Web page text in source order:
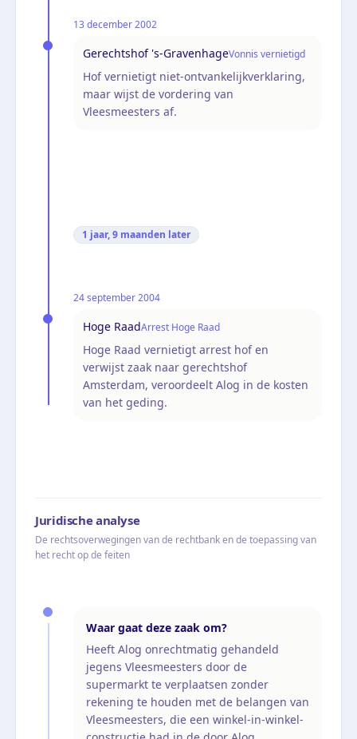
13 december 2002
Gerechtshof 's-GravenhageVonnis vernietigd
Hof vernietigt niet-ontvankelijkverklaring,
maar wijst de vordering van
Vleesmeesters af.
1 jaar, 9 maanden later
24 september 2004
Hoge RaadArrest Hoge Raad
Hoge Raad vernietigt arrest hof en
verwijst zaak naar gerechtshof
Amsterdam, veroordeelt Alog in de kosten
van het geding.
Juridische analyse
De rechtsoverwegingen van de rechtbank en de toepassing van
het recht op de feiten
Waar gaat deze zaak om?
Heeft Alog onrechtmatig gehandeld
jegens Vleesmeesters door de
supermarkt te verplaatsen zonder
rekening te houden met de belangen van
Vleesmeesters, die een winkel-in-winkel-